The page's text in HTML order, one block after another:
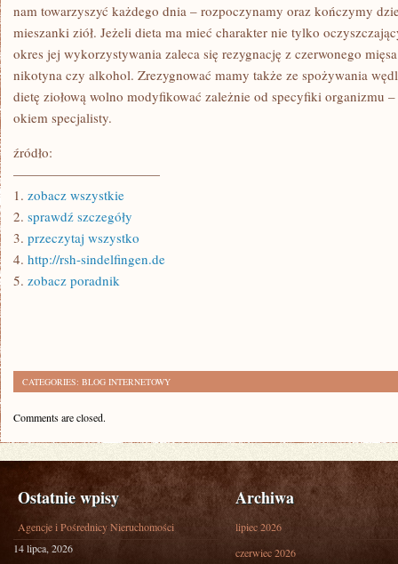
nam towarzyszyć każdego dnia – rozpoczynamy oraz kończymy
mieszanki ziół. Jeżeli dieta ma mieć charakter nie tylko
okres jej wykorzystywania zaleca się rezygnację z czerwonego
nikotyna czy alkohol. Zrezygnować mamy także ze spożywania
dietę ziołową wolno modyfikować zależnie od specyfiki organizmu
okiem specjalisty.
źródło:
———————————
1. zobacz wszystkie
2. sprawdź szczegóły
3. przeczytaj wszystko
4. http://rsh-sindelfingen.de
5. zobacz poradnik
CATEGORIES: BLOG INTERNETOWY
Comments are closed.
Ostatnie wpisy
Agencje i Pośrednicy Nieruchomości
14 lipca, 2026
Archiwa
lipiec 2026
czerwiec 2026